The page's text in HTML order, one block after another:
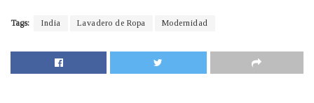
Tags: India Lavadero de Ropa Modernidad